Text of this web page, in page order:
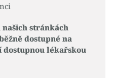
stránkách
dostupné na
lékařskou